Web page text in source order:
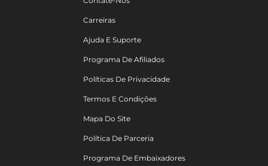
Carreiras
Ajuda E Suporte
Programa De Afiliados
Políticas De Privacidade
Termos E Condições
Mapa Do Site
Política De Parceria
Programa De Embaixadores